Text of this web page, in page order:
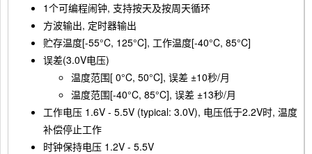
1个可编程闹钟, 支持按天及按周天循环
方波输出, 定时器输出
贮存温度[-55°C, 125°C], 工作温度[-40°C, 85°C]
误差(3.0V电压)
温度范围[ 0°C, 50°C], 误差 ±10秒/月
温度范围[-40°C, 85°C], 误差 ±13秒/月
工作电压 1.6V - 5.5V (typical: 3.0V), 电压低于2.2V时, 温度
补偿停止工作
时钟保持电压 1.2V - 5.5V